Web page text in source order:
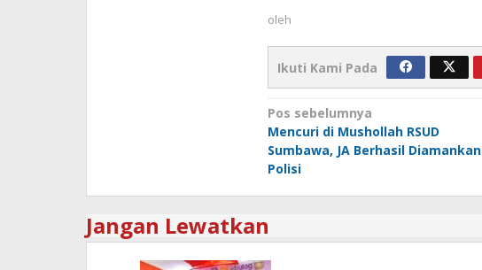
oleh
Ikuti Kami Pada
Navigasi
pos
Pos sebelumnya
Mencuri di Mushollah RSUD
Sumbawa, JA Berhasil Diamankan
Polisi
Jangan Lewatkan